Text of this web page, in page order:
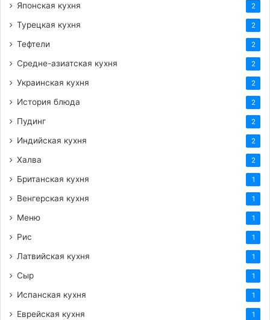
Японская кухня 2
Турецкая кухня 2
Тефтели 2
Средне-азиатская кухня 2
Украинская кухня 2
История блюда 2
Пудинг 2
Индийская кухня 2
Халва 2
Британская кухня 1
Венгерская кухня 1
Меню 1
Рис 1
Латвийская кухня 1
Сыр 1
Испанская кухня 1
Еврейская кухня 1